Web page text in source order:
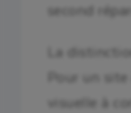
second
La
Pour un
visuelle à